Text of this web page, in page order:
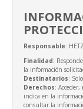
Responsable:
Finalidad:
la información
Destinatarios:
Derechos:
indica en la
consultar la